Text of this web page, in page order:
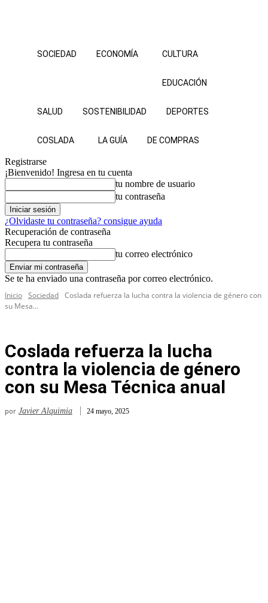
SOCIEDAD ECONOMÍA CULTURA
EDUCACIÓN
SALUD SOSTENIBILIDAD DEPORTES
COSLADA LA GUÍA DE COMPRAS
Registrarse
¡Bienvenido! Ingresa en tu cuenta
tu nombre de usuario
tu contraseña
¿Olvidaste tu contraseña? consigue ayuda
Recuperación de contraseña
Recupera tu contraseña
tu correo electrónico
Se te ha enviado una contraseña por correo electrónico.
Inicio Sociedad Coslada refuerza la lucha contra la violencia de género con
su Mesa...
Coslada refuerza la lucha
contra la violencia de género
con su Mesa Técnica anual
por Javier Alquimia 24 mayo, 2025